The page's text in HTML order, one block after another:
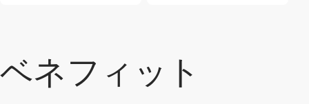
ベネフィット